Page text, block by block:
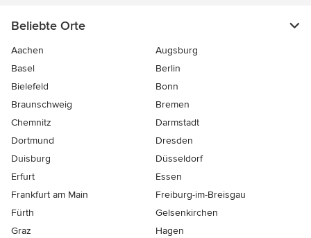
Beliebte Orte
Aachen
Augsburg
Basel
Berlin
Bielefeld
Bonn
Braunschweig
Bremen
Chemnitz
Darmstadt
Dortmund
Dresden
Duisburg
Düsseldorf
Erfurt
Essen
Frankfurt am Main
Freiburg-im-Breisgau
Fürth
Gelsenkirchen
Graz
Hagen